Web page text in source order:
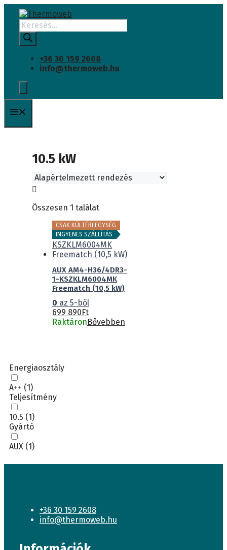
Kilépés
tartalomba
Products
search
+36 30 159 2608
info@thermoweb.hu
10.5 kW
Összesen 1 találat
CSAK KÜLTÉRI EGYSÉG
INGYENES SZÁLLÍTÁS
AUX AM4-H36/4DR3-
1-KSZKLM6004MK
Freematch (10,5 kW)
0 az 5-ből
699 890 Ft
Raktáron Bővebben
Energiaosztály
A++ (1)
Teljesítmény
10.5 (1)
Gyártó
AUX (1)
+36 30 159 2608
info@thermoweb.hu